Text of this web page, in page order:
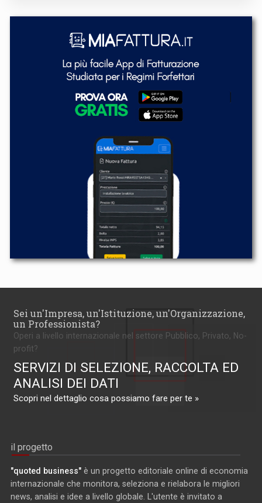
Sei un'Impresa, un'Istituzione, un'Organizzazione,
un Professionista?
Operi a livello internazionale nel settore Pubblico, Privato, No-
profit?
SERVIZI DI SELEZIONE, RACCOLTA ED
ANALISI DEI DATI
Scopri nel dettaglio cosa possiamo fare per te »
il progetto
"quoted business" è un progetto editoriale online di economia
internazionale che monitora, seleziona e rielabora le migliori
news, analisi e idee a livello globale. L'utente è invitato a